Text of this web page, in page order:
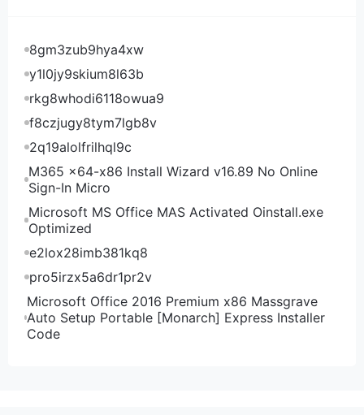
8gm3zub9hya4xw
y1l0jy9skium8l63b
rkg8whodi6118owua9
f8czjugy8tym7lgb8v
2q19alolfrilhql9c
M365 x64-x86 Install Wizard v16.89 No Online
Sign-In Micro
Microsoft MS Office MAS Activated Oinstall.exe
Optimized
e2lox28imb381kq8
pro5irzx5a6dr1pr2v
Microsoft Office 2016 Premium x86 Massgrave
Auto Setup Portable [Monarch] Express Installer
Code